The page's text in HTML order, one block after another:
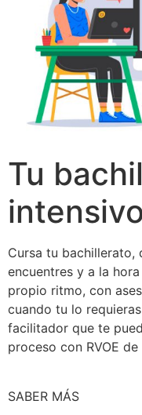
Tu
Cursa tu bachillerato,
encuentres y a la
propio ritmo, con
cuando tu lo
facilitador que te
proceso con RVOE de
SABER MÁS